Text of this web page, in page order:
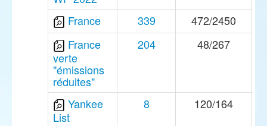
France 339
472/2450
France
verte
"émissions
réduites"
204 48/267
Yankee
List
8 120/164